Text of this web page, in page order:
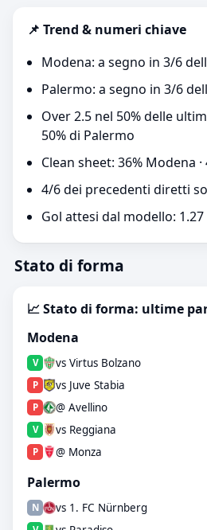
📌 Trend & numeri chiave
Modena: a segno in 3/6
Palermo: a segno in 3/6
Over 2.5 nel 50% delle
50% di Palermo
Clean sheet: 36% Modena
4/6 dei precedenti diretti
Gol attesi dal modello: 1.27
Stato di forma
📈 Stato di forma: ultime
Modena
V vs Virtus Bolzano
P vs Juve Stabia
P @ Avellino
V vs Reggiana
P @ Monza
Palermo
N vs 1. FC Nürnberg